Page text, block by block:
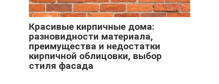
Красивые кирпичные дома:
разновидности материала,
преимущества и недостатки
кирпичной облицовки, выбор
стиля фасада